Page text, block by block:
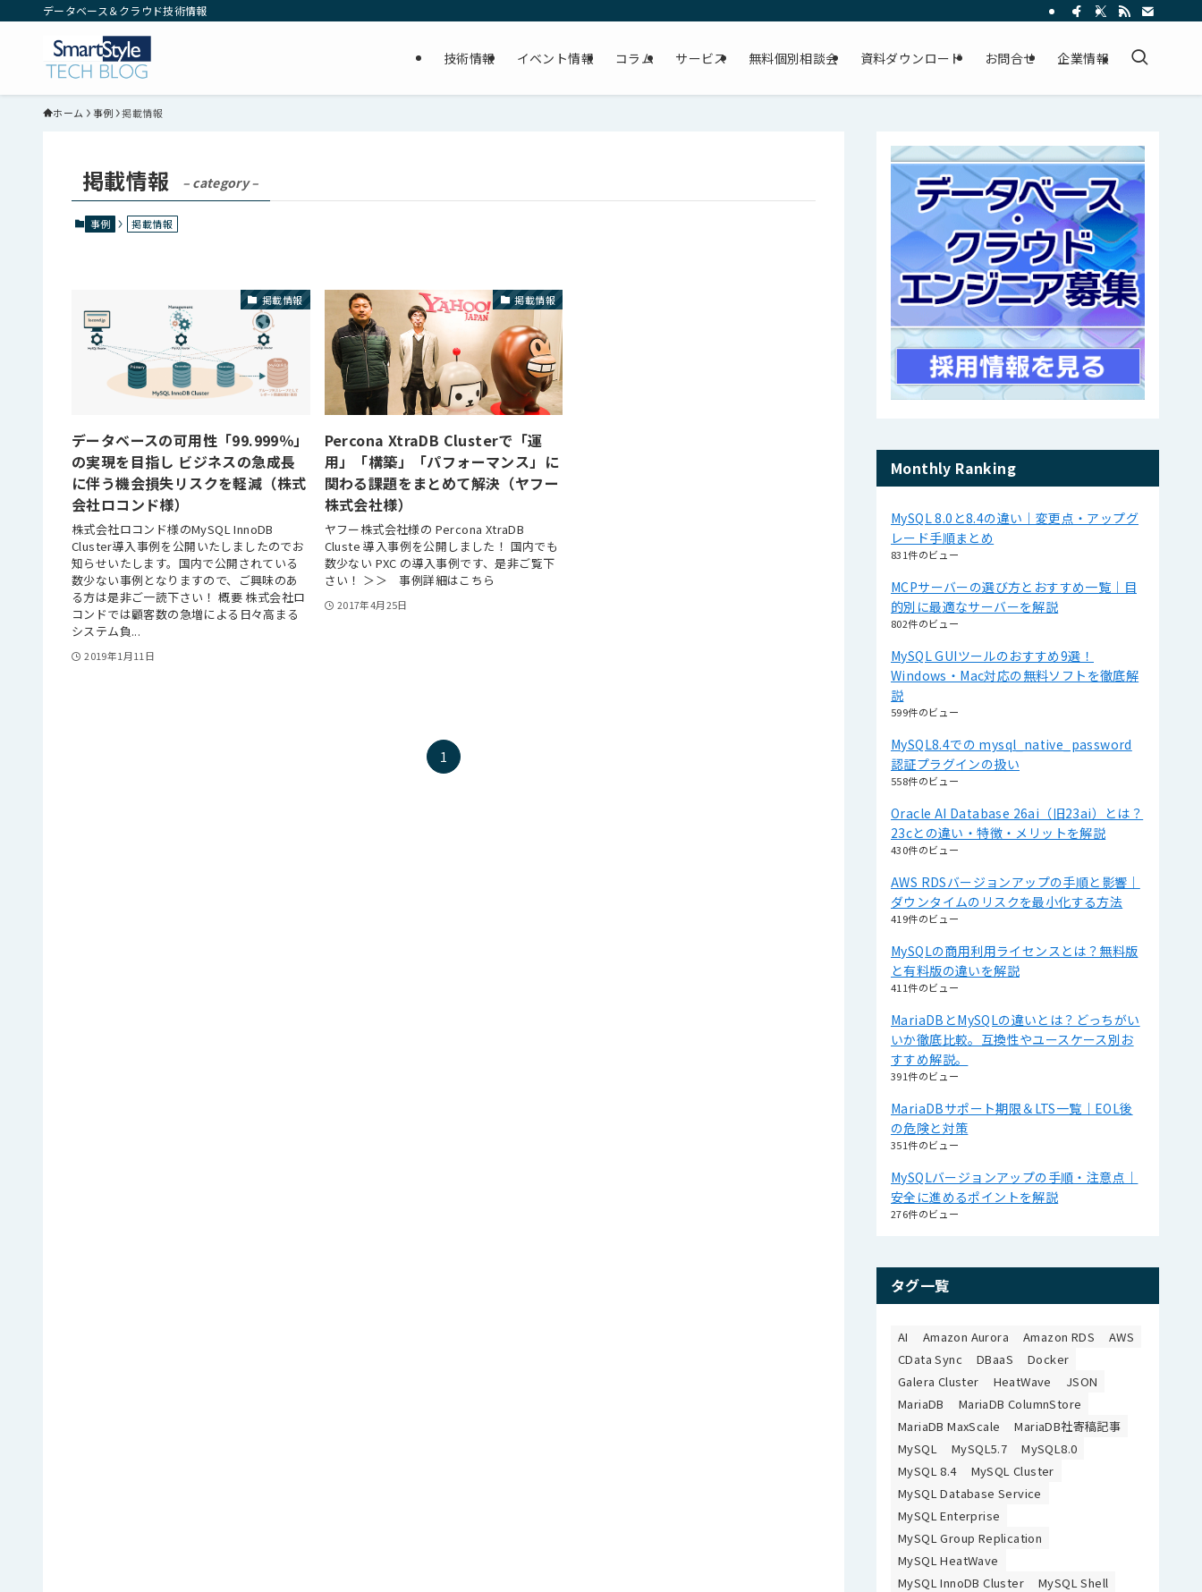
データベース＆クラウド技術情報
技術情報 イベント情報 コラム サービス 無料個別相談会 資料ダウンロード お問合せ 企業情報
ホーム 事例 掲載情報
掲載情報 – category –
事例 掲載情報
掲載情報
データベースの可用性「99.999％」
の実現を目指し ビジネスの急成長
に伴う機会損失リスクを軽減（株式
会社ロコンド様）
株式会社ロコンド様のMySQL InnoDB
Cluster導入事例を公開いたしましたのでお
知らせいたします。国内で公開されている
数少ない事例となりますので、ご興味のあ
る方は是非ご一読下さい！ 概要 株式会社ロ
コンドでは顧客数の急増による日々高まる
システム負...
2019年1月11日
掲載情報
Percona XtraDB Clusterで「運
用」「構築」「パフォーマンス」に
関わる課題をまとめて解決（ヤフー
株式会社様）
ヤフー株式会社様の Percona XtraDB
Cluste 導入事例を公開しました！ 国内でも
数少ない PXC の導入事例です、是非ご覧下
さい！ ＞＞ 事例詳細はこちら
2017年4月25日
1
Monthly Ranking
MySQL 8.0と8.4の違い｜変更点・アップグ
レード手順まとめ
831件のビュー
MCPサーバーの選び方とおすすめ一覧｜目
的別に最適なサーバーを解説
802件のビュー
MySQL GUIツールのおすすめ9選！
Windows・Mac対応の無料ソフトを徹底解
説
599件のビュー
MySQL8.4での mysql_native_password
認証プラグインの扱い
558件のビュー
Oracle AI Database 26ai（旧23ai）とは？
23cとの違い・特徴・メリットを解説
430件のビュー
AWS RDSバージョンアップの手順と影響｜
ダウンタイムのリスクを最小化する方法
419件のビュー
MySQLの商用利用ライセンスとは？無料版
と有料版の違いを解説
411件のビュー
MariaDBとMySQLの違いとは？どっちがい
いか徹底比較。互換性やユースケース別お
すすめ解説。
391件のビュー
MariaDBサポート期限＆LTS一覧｜EOL後
の危険と対策
351件のビュー
MySQLバージョンアップの手順・注意点｜
安全に進めるポイントを解説
276件のビュー
タグ一覧
AI Amazon Aurora Amazon RDS
AWS
CData Sync
DBaaS
Docker
Galera Cluster
HeatWave
JSON
MariaDB
MariaDB ColumnStore
MariaDB MaxScale
MariaDB社寄稿記事
MySQL
MySQL5.7
MySQL8.0
MySQL 8.4
MySQL Cluster
MySQL Database Service
MySQL Enterprise
MySQL Group Replication
MySQL HeatWave
MySQL InnoDB Cluster
MySQL Shell